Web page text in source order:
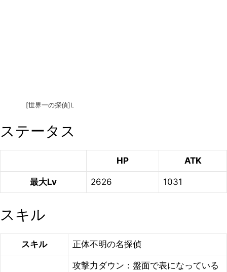
[世界一の探偵]L
ステータス
HP ATK
最大Lv 2626 1031
スキル
スキル 正体不明の名探偵
攻撃力ダウン：盤面で表になっている